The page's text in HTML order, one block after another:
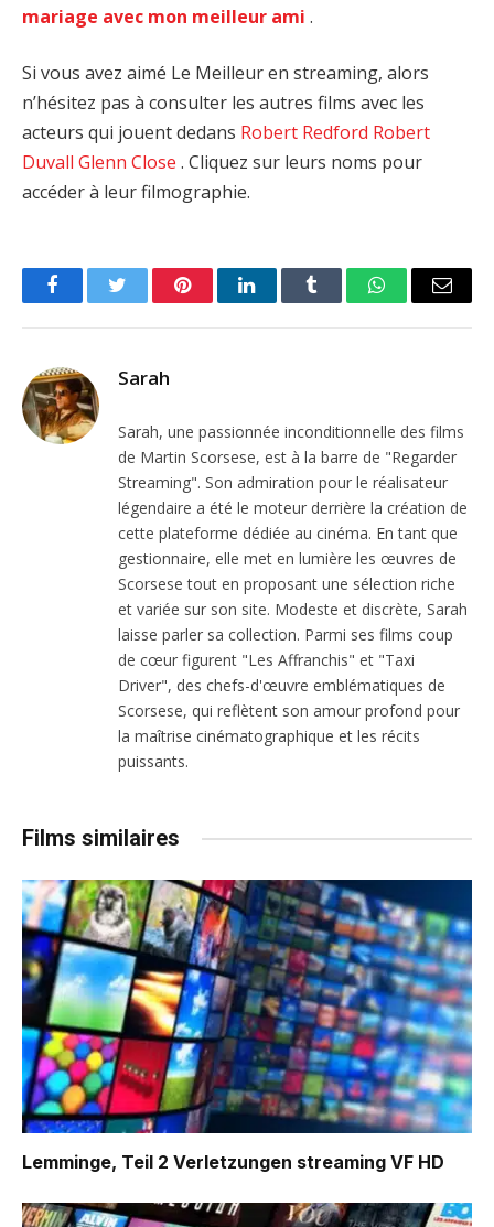
mariage avec mon meilleur ami .
Si vous avez aimé Le Meilleur en streaming, alors
n’hésitez pas à consulter les autres films avec les
acteurs qui jouent dedans Robert Redford Robert
Duvall Glenn Close . Cliquez sur leurs noms pour
accéder à leur filmographie.
FacebookTwitter PinterestLinkedInTumblr WhatsAppEmail
Sarah
Sarah, une passionnée inconditionnelle des films
de Martin Scorsese, est à la barre de "Regarder
Streaming". Son admiration pour le réalisateur
légendaire a été le moteur derrière la création de
cette plateforme dédiée au cinéma. En tant que
gestionnaire, elle met en lumière les œuvres de
Scorsese tout en proposant une sélection riche
et variée sur son site. Modeste et discrète, Sarah
laisse parler sa collection. Parmi ses films coup
de cœur figurent "Les Affranchis" et "Taxi
Driver", des chefs-d'œuvre emblématiques de
Scorsese, qui reflètent son amour profond pour
la maîtrise cinématographique et les récits
puissants.
Films similaires
Lemminge, Teil 2 Verletzungen streaming VF HD